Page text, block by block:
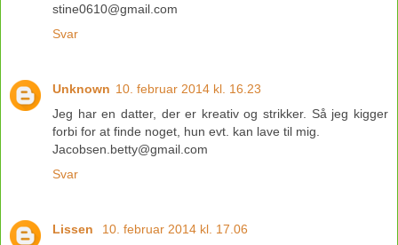
stine0610@gmail.com
Svar
Unknown 10. februar 2014 kl. 16.23
Jeg har en datter, der er kreativ og strikker. Så jeg kigger
forbi for at finde noget, hun evt. kan lave til mig.
Jacobsen.betty@gmail.com
Svar
Lissen
10. februar 2014 kl. 17.06